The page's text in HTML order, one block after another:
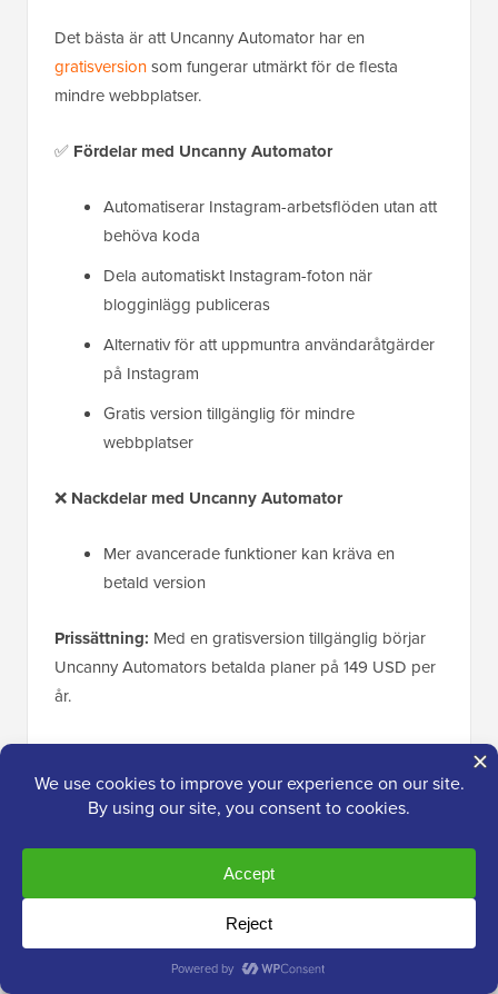
Det bästa är att Uncanny Automator har en
gratisversionsom fungerar utmärkt för de flesta
mindre webbplatser.
✅ Fördelar med Uncanny Automator
Automatiserar Instagram-arbetsflöden utan att
behöva koda
Dela automatiskt Instagram-foton när
blogginlägg publiceras
Alternativ för att uppmuntra användaråtgärder
på Instagram
Gratis version tillgänglig för mindre
webbplatser
❌ Nackdelar med Uncanny Automator
Mer avancerade funktioner kan kräva en
betald version
Prissättning: Med en gratisversion tillgänglig börjar
Uncanny Automators betalda planer på 149 USD per
år.
Varför vi valde Uncanny Automator-pluginet:
Uncanny Automatorgör Instagram-integration
superenkel utan att kräva kodning. Det erbjuder
Instagram-foton efter blogginlägg och uppmuntra
användargenererat innehåll. Dessutom fungerar
gratisversionen utmärkt för mindre webbplatser, vilket
gör den tillgänglig för alla.